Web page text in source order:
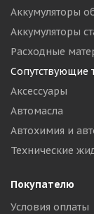
Аккумуляторы
Аккумуляторы
Расходные
Сопутствующие
Аксессуары
Автомасла
Автохимия и
Технические
Покупателю
Условия оплаты